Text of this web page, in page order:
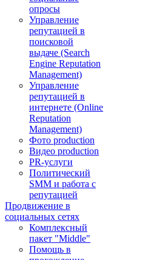
опросы
Управление
репутацией в
поисковой
выдаче (Search
Engine Reputation
Management)
Управление
репутацией в
интернете (Online
Reputation
Management)
Фото production
Видео production
PR-услуги
Политический
SMM и работа с
репутацией
Продвижение в
социальных сетях
Комплексный
пакет "Middle"
Помощь в